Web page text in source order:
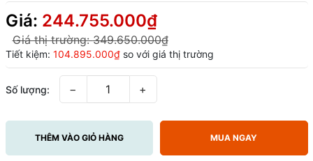
Giá: 244.755.000₫
Giá thị trường:349.650.000₫
Tiết kiệm: 104.895.000₫so với giá thị trường
Số lượng: − +
THÊM VÀO GIỎ HÀNG MUA NGAY